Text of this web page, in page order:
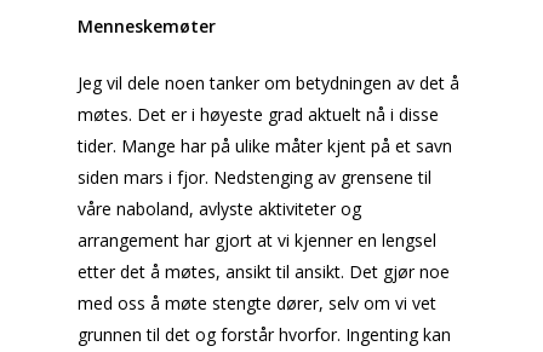
Menneskemøter
Jeg vil dele noen tanker om betydningen av det å
møtes. Det er i høyeste grad aktuelt nå i disse
tider. Mange har på ulike måter kjent på et savn
siden mars i fjor. Nedstenging av grensene til
våre naboland, avlyste aktiviteter og
arrangement har gjort at vi kjenner en lengsel
etter det å møtes, ansikt til ansikt. Det gjør noe
med oss å møte stengte dører, selv om vi vet
grunnen til det og forstår hvorfor. Ingenting kan